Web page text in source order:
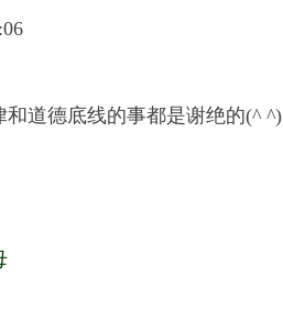
和道德底线的事都是谢绝的(^ ^)